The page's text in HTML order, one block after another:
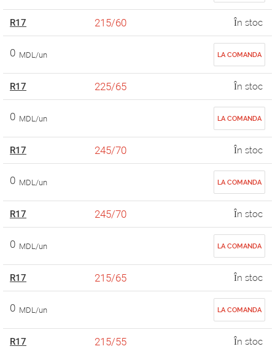
R17 215/60 În stoc
0 MDL/un LA COMANDA
R17 225/65 În stoc
0 MDL/un LA COMANDA
R17 245/70 În stoc
0 MDL/un LA COMANDA
R17 245/70 În stoc
0 MDL/un LA COMANDA
R17 215/65 În stoc
0 MDL/un LA COMANDA
R17 215/55 În stoc